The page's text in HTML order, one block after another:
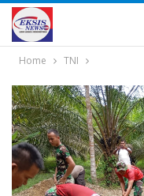
Home TNI